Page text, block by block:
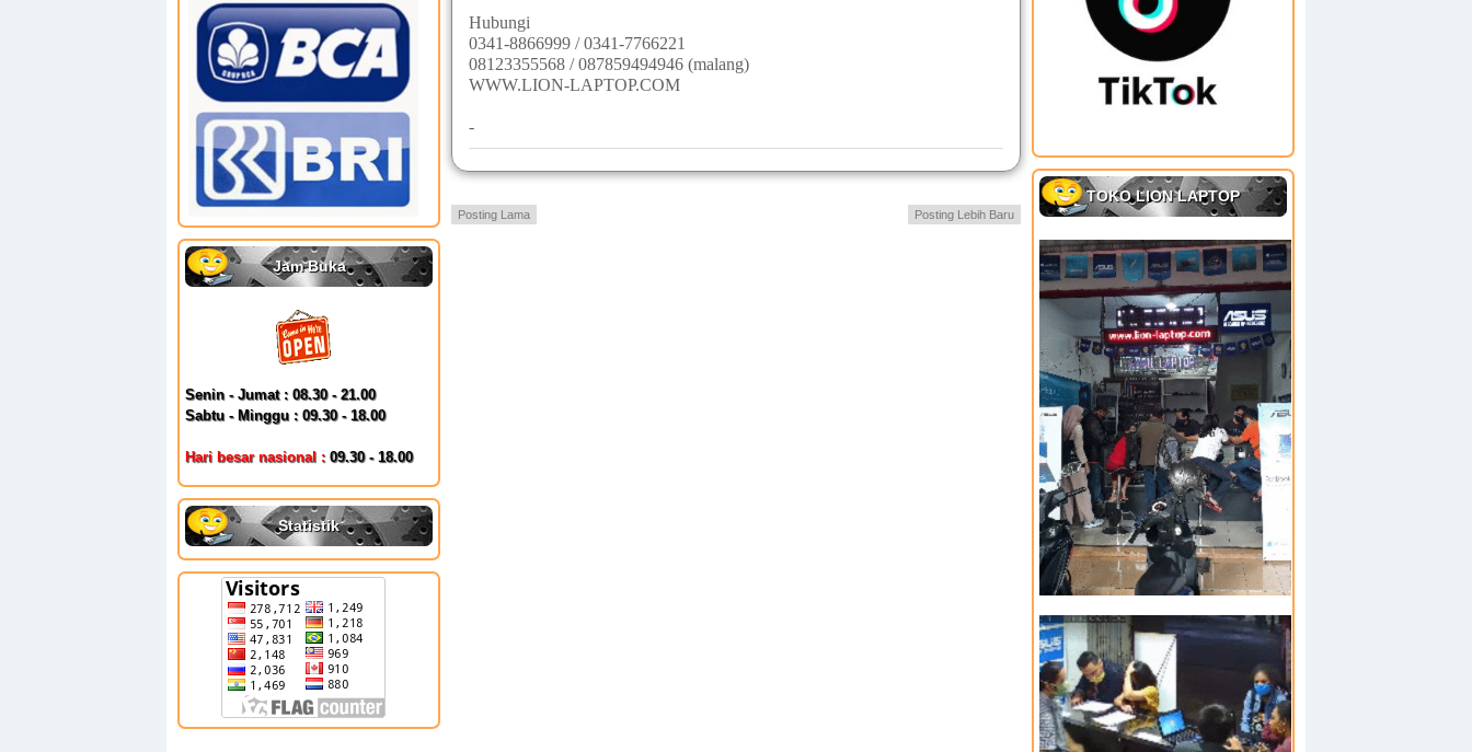
Jam Buka
Senin - Jumat : 08.30 - 21.00
Sabtu - Minggu : 09.30 - 18.00
Hari besar nasional : 09.30 - 18.00
Statistik
Hubungi
0341-8866999 / 0341-7766221
08123355568 / 087859494946 (malang)
WWW.LION-LAPTOP.COM
-
Posting Lebih Baru
Posting Lama
TOKO LION LAPTOP